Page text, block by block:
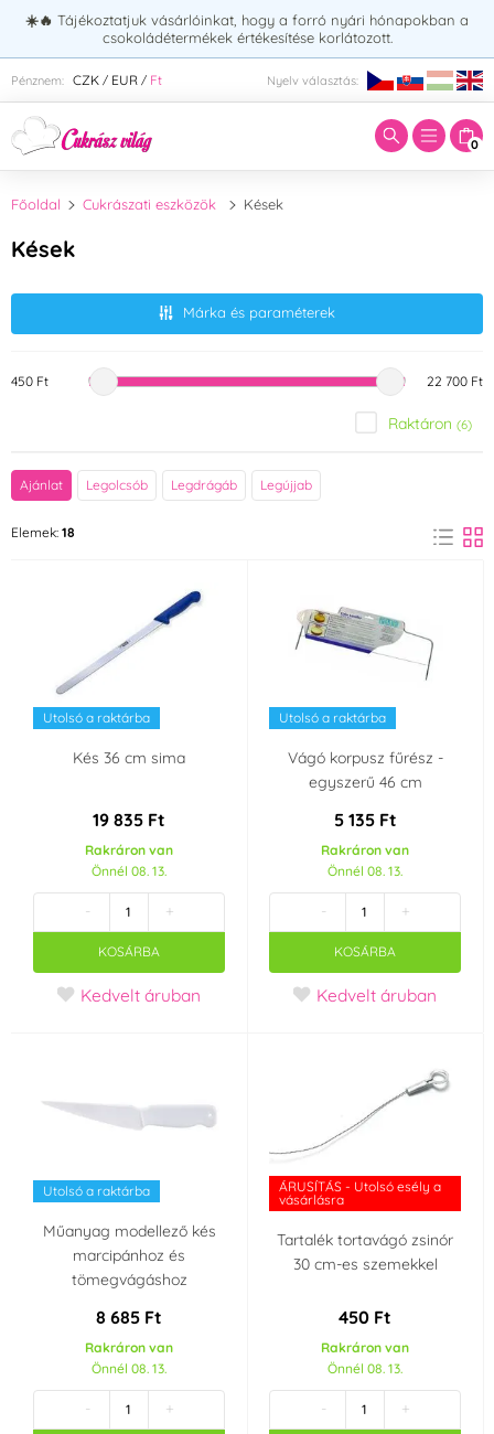
☀️🔥 Tájékoztatjuk vásárlóinkat, hogy a forró nyári hónapokban a
csokoládétermékek értékesítése korlátozott.
Pénznem: CZK / EUR / Ft Nyelv választás:
0
Adja meg a keresett kifejezést:
Főoldal Cukrászati eszközök Kések
Kések
Márka és paraméterek
Márka
Ibili
Thermo Hauser
Anyag
Kerámia (1) Marcipán (1)
Rozsdamentes acél Műanyag (4)
mosogatógépben
mosható
ÁRUSÍTÁS - Utolsó esély a vásárlásra
450 Ft 22 700 Ft
Raktáron (6)
Ajánlat Legolcsób Legdrágáb Legújjab
Elemek: 18
Utolsó a raktárba
Kés 36 cm sima
19 835 Ft
Rakráron van
Önnél 08. 13.
- +
KOSÁRBA
Kedvelt áruban
Utolsó a raktárba
Vágó korpusz fűrész -
egyszerű 46 cm
5 135 Ft
Rakráron van
Önnél 08. 13.
- +
KOSÁRBA
Kedvelt áruban
Utolsó a raktárba
Műanyag modellező kés
marcipánhoz és
tömegvágáshoz
8 685 Ft
Rakráron van
Önnél 08. 13.
- +
ÁRUSÍTÁS - Utolsó esély a
vásárlásra
Tartalék tortavágó zsinór
30 cm-es szemekkel
450 Ft
Rakráron van
Önnél 08. 13.
- +